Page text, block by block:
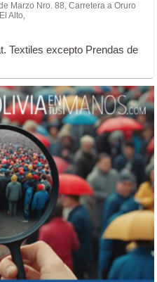
Marzo Nro. 88, Carretera a Oruro
Alto,
Textiles excepto Prendas de